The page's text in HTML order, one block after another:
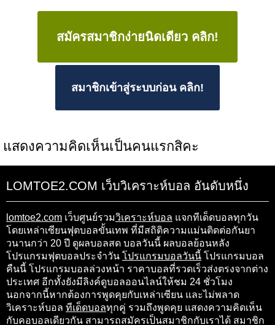
สมัครสมาชิกง่ายนิดเดียว คลิก!
สมาชิกเข้าสู่ระบบก่อน คลิก!
แสดงความคิดเห็นเป็นคนแรกสิคะ
LOMTOE2.COM เว็บวิเคราะห์บอล อันดับหนึ่ง
lomtoe2.com เว็บศูนย์รวมวิเคราะห์บอล แจกทีเด็ดบอลทุกวัน
โดยเหล่าเซียนฟุตบอลขั้นเทพ ที่มีสถิติความแม่นติดต่อกันยา
วนานกว่า 20 ปี ดูผลบอลสด บอลวันนี้ ผลบอลย้อนหลัง
โปรแกรมฟุตบอลประจำวัน โปรแกรมบอลวันนี้ โปรแกรมบอล
คืนนี้ โปรแกรมบอลล่วงหน้า ราคาบอลที่รวดเร็วส่งตรงจากต่าง
ประเทศ อีกทั้งยังมีลิงค์ดูบอลออนไลน์ให้ชม 24 ชั่วโมง
นอกจากนี้หากต้องการพูดคุยกับเหล่าเซียน และไม่พลาด
วิเคราะห์บอล ทีเด็ดบอลทุกคู่ รวมถึงพูดคุย แสดงความคิดเห็น
กับคอบอลเดียวกัน สามารถสมัครเป็นสมาชิกกับเราได้ สมาชิก